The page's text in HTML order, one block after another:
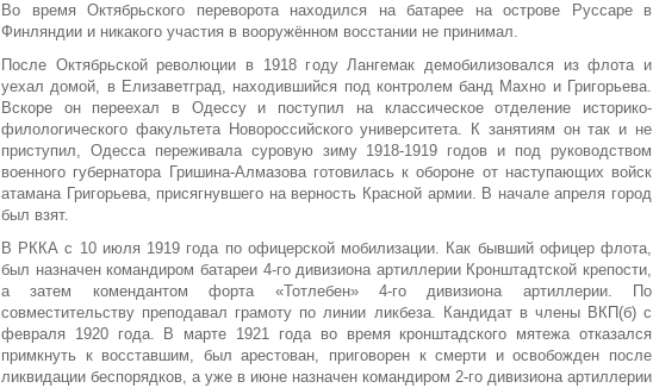
Во время Октябрьского переворота находился на батарее на острове Руссаре в
Финляндии и никакого участия в вооружённом восстании не принимал.
После Октябрьской революции в 1918 году Лангемак демобилизовался из флота и
уехал домой, в Елизаветград, находившийся под контролем банд Махно и Григорьева.
Вскоре он переехал в Одессу и поступил на классическое отделение историко-
филологического факультета Новороссийского университета. К занятиям он так и не
приступил, Одесса переживала суровую зиму 1918-1919 годов и под руководством
военного губернатора Гришина-Алмазова готовилась к обороне от наступающих войск
атамана Григорьева, присягнувшего на верность Красной армии. В начале апреля город
был взят.
В РККА с 10 июля 1919 года по офицерской мобилизации. Как бывший офицер флота,
был назначен командиром батареи 4-го дивизиона артиллерии Кронштадтской крепости,
а затем комендантом форта «Тотлебен» 4-го дивизиона артиллерии. По
совместительству преподавал грамоту по линии ликбеза. Кандидат в члены ВКП(б) с
февраля 1920 года. В марте 1921 года во время кронштадского мятежа отказался
примкнуть к восставшим, был арестован, приговорен к смерти и освобожден после
ликвидации беспорядков, а уже в июне назначен командиром 2-го дивизиона артиллерии